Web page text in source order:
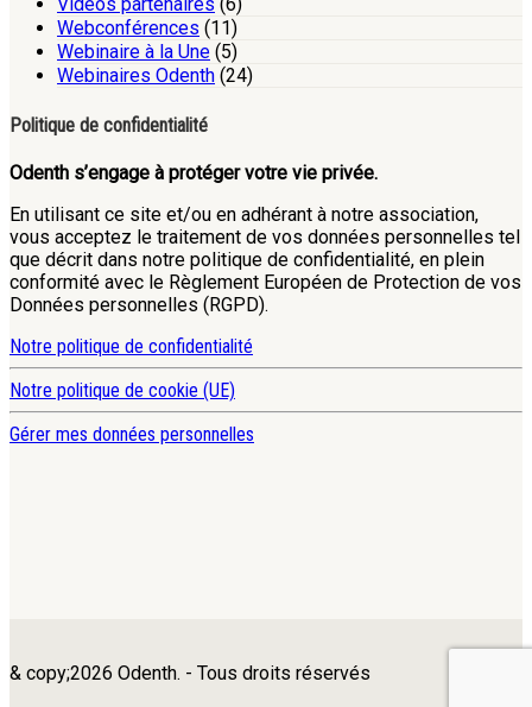
Webconférences (11)
Webinaire à la Une (5)
Webinaires Odenth (24)
Politique de confidentialité
Odenth s’engage à protéger votre vie privée.
En utilisant ce site et/ou en adhérant à notre association,
vous acceptez le traitement de vos données personnelles tel
que décrit dans notre politique de confidentialité, en plein
conformité avec le Règlement Européen de Protection de vos
Données personnelles (RGPD).
Notre politique de confidentialité
Notre politique de cookie (UE)
Gérer mes données personnelles
& copy;2026 Odenth. - Tous droits réservés